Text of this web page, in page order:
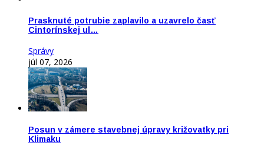
Prasknuté potrubie zaplavilo a uzavrelo časť
Cintorínskej ul…
Správy
júl 07, 2026
Posun v zámere stavebnej úpravy križovatky pri
Klimaku